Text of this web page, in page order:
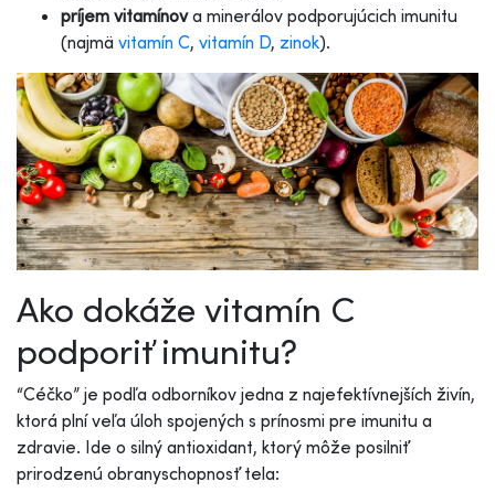
príjem vitamínova minerálov podporujúcich imunitu
(najmä vitamín C, vitamín D, zinok).
Ako dokáže vitamín C
podporiť imunitu?
“Céčko” je podľa odborníkov jedna z najefektívnejších živín,
ktorá plní veľa úloh spojených s prínosmi pre imunitu a
zdravie. Ide o silný antioxidant, ktorý môže posilniť
prirodzenú obranyschopnosť tela: